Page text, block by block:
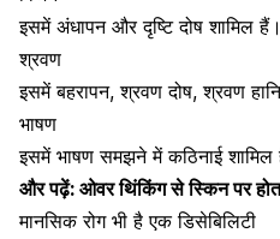
इसमें अंधापन और दृष्टि दोष शामिल हैं।
श्रवण
इसमें बहरापन, श्रवण दोष, श्रवण
भाषण
इसमें भाषण समझने में कठिनाई शामिल
और पढ़ें: ओवर थिंकिंग से स्किन पर
मानसिक रोग भी है एक डिसेबिलिटी